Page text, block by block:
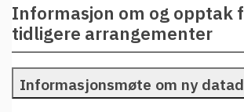
Informasjon om og opptak
tidligere arrangementer
Informasjonsmøte om ny